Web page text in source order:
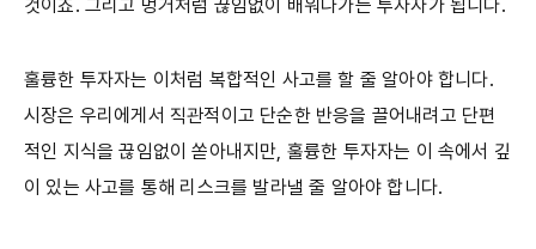
것이죠. 그리고 멍거처럼 끊임없이 배워나가는 투자자가 됩니다.
훌륭한 투자자는 이처럼 복합적인 사고를 할 줄 알아야 합니다.
시장은 우리에게서 직관적이고 단순한 반응을 끌어내려고 단편
적인 지식을 끊임없이 쏟아내지만, 훌륭한 투자자는 이 속에서 깊
이 있는 사고를 통해 리스크를 발라낼 줄 알아야 합니다.